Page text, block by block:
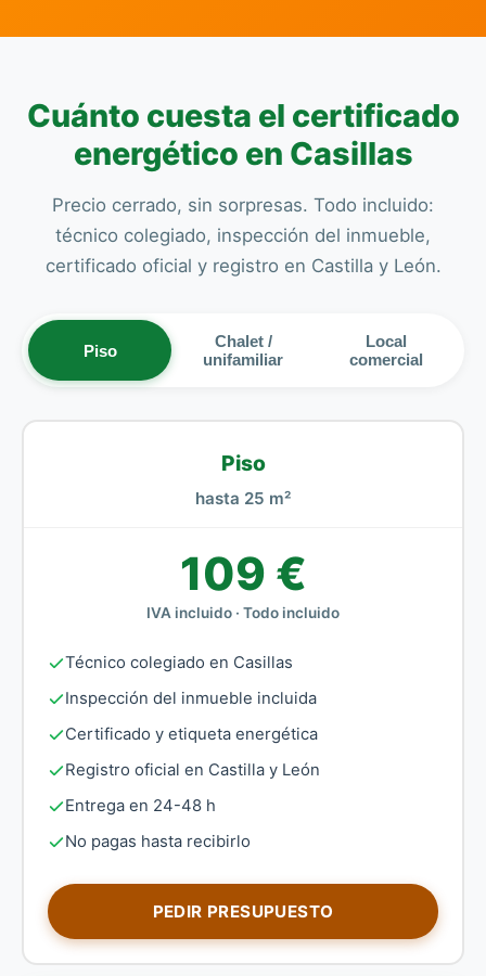
Cuánto cuesta el certificado
energético en Casillas
Precio cerrado, sin sorpresas. Todo incluido:
técnico colegiado, inspección del inmueble,
certificado oficial y registro en Castilla y León.
Piso
Chalet /
unifamiliar
Local
comercial
Piso
hasta 25 m²
109 €
IVA incluido · Todo incluido
Técnico colegiado en Casillas
Inspección del inmueble incluida
Certificado y etiqueta energética
Registro oficial en Castilla y León
Entrega en 24-48 h
No pagas hasta recibirlo
PEDIR PRESUPUESTO